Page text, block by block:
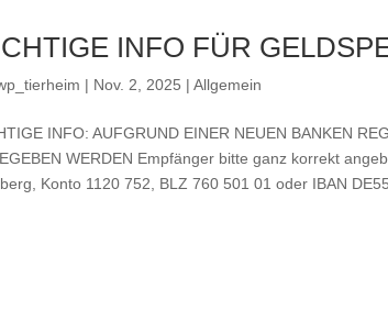
INFO FÜR
| Nov. 2, 2025 |Allgemein
INFO: AUFGRUND EINER NEUEN BANKEN
WERDEN Empfänger bitte ganz korrekt
Konto 1120 752, BLZ 760 501 01 oder IBAN